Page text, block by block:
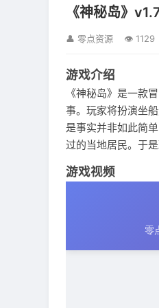
《神秘岛》
👤 零点资源 👁 1129
游戏介绍
《神秘岛》是一款
事。玩家将扮演坐
是事实并非如此简
过的当地居民。于
游戏视频